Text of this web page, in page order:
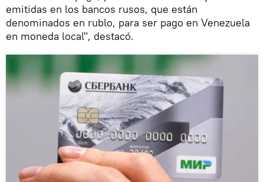
emitidas en los bancos rusos, que están
denominados en rublo, para ser pago en Venezuela
en moneda local", destacó.